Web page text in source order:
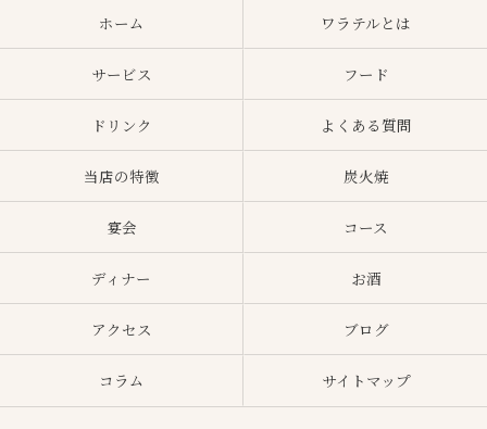
ホーム ワラテルとは
サービス フード
ドリンク よくある質問
当店の特徴 炭火焼
宴会 コース
ディナー お酒
アクセス ブログ
コラム サイトマップ